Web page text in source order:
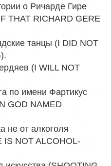
о Ричарде Гире
THAT RICHARD GERE
танцы (I DID NOT
(I WILL NOT
по имени Фартикус
GOD NAMED
не от алкоголя
IS NOT ALCOHOL-